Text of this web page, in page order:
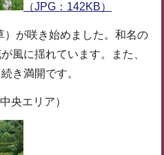
（JPG：142KB）
が咲き始めました。和名の
風に揺れています。また、
き満開です。
央エリア）